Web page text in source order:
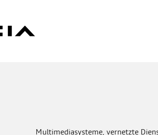
Multimediasysteme, vernetzte